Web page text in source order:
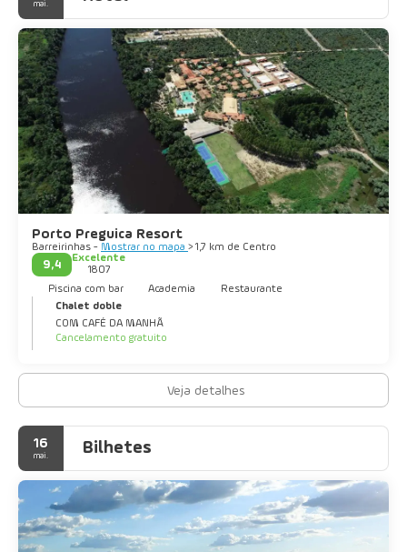
mai.
Porto Preguica Resort
Barreirinhas - Mostrar no mapa > 1,7 km de Centro
9,4
Excelente
1807
Piscina com bar
Academia
Restaurante
Chalet doble
COM CAFÉ DA MANHÃ
Cancelamento gratuito
Veja detalhes
16
mai. Bilhetes